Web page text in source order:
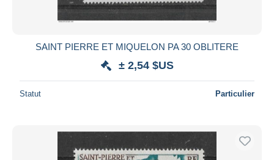
SAINT PIERRE ET MIQUELON PA 30 OBLITERE
± 2,54 $US
Statut Particulier